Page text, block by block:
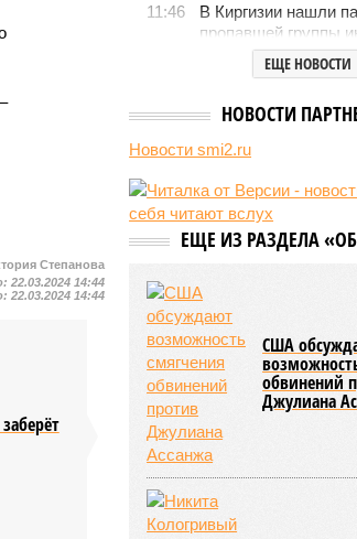
Степанова
22.03.2024 14:44
22.03.2024 14:44
11:46
В Киргизии нашли
пропавшей группы
альпинистов
Туристы
смерти» после
Усольцевых и
вопреки бунту
забастовкам
10:48
Экс-глава
ЕЩЕ НОВОСТИ
НОВОСТИ
Новости smi2.ru
ЕЩЕ ИЗ РАЗДЕЛА
США
обвинений
Джулиана